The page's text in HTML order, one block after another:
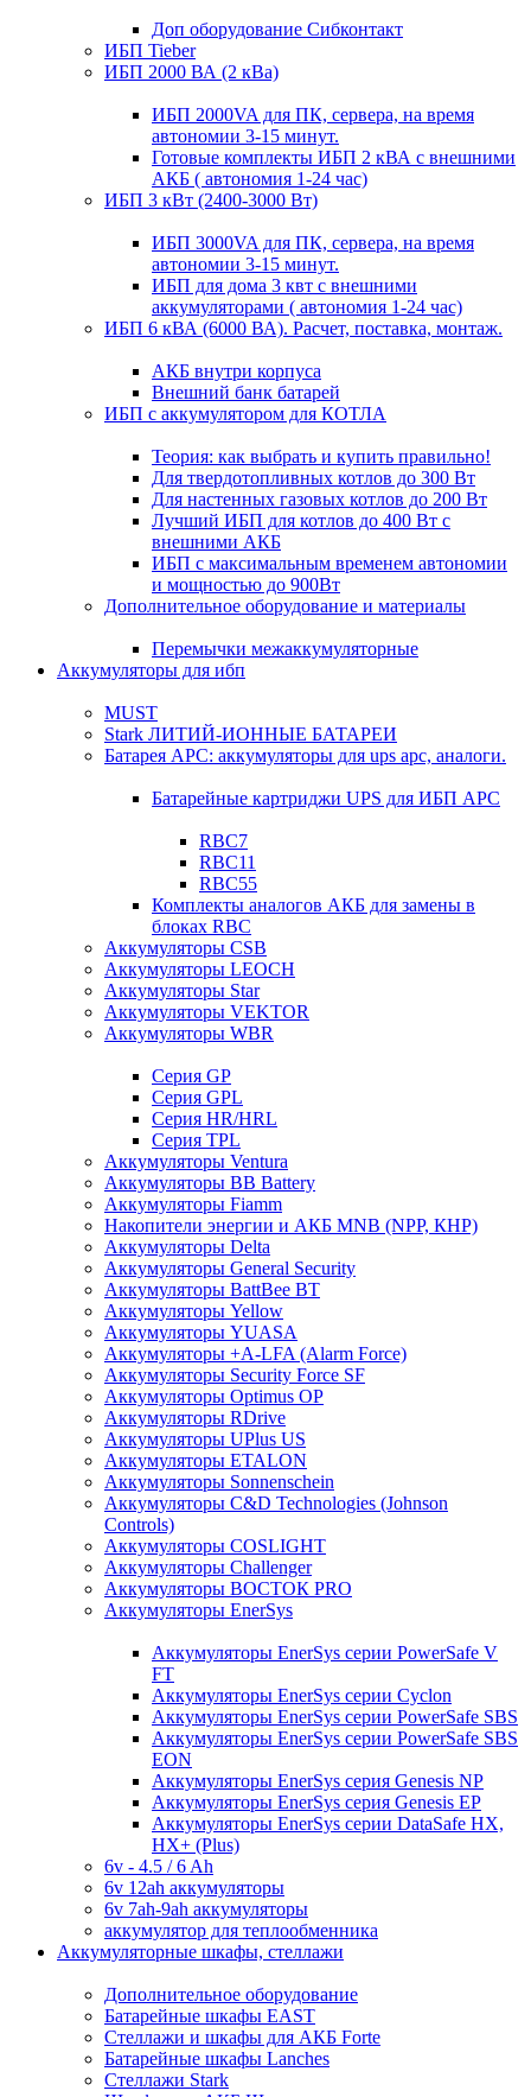
Доп оборудование Сибконтакт
ИБП Tieber
ИБП 2000 ВА (2 кВа)
ИБП 2000VA для ПК, сервера, на время
автономии 3-15 минут.
Готовые комплекты ИБП 2 кВА с внешними
АКБ ( автономия 1-24 час)
ИБП 3 кВт (2400-3000 Вт)
ИБП 3000VA для ПК, сервера, на время
автономии 3-15 минут.
ИБП для дома 3 квт с внешними
аккумуляторами ( автономия 1-24 час)
ИБП 6 кВА (6000 ВА). Расчет, поставка, монтаж.
АКБ внутри корпуса
Внешний банк батарей
ИБП с аккумулятором для КОТЛА
Теория: как выбрать и купить правильно!
Для твердотопливных котлов до 300 Вт
Для настенных газовых котлов до 200 Вт
Лучший ИБП для котлов до 400 Вт с
внешними АКБ
ИБП с максимальным временем автономии
и мощностью до 900Вт
Дополнительное оборудование и материалы
Перемычки межаккумуляторные
Аккумуляторы для ибп
MUST
Stark ЛИТИЙ-ИОННЫЕ БАТАРЕИ
Батарея APC: аккумуляторы для ups apc, аналоги.
Батарейные картриджи UPS для ИБП APC
RBC7
RBC11
RBC55
Комплекты аналогов АКБ для замены в
блоках RBC
Аккумуляторы CSB
Аккумуляторы LEOCH
Аккумуляторы Star
Аккумуляторы VEKTOR
Аккумуляторы WBR
Cерия GP
Серия GPL
Серия HR/HRL
Серия TPL
Аккумуляторы Ventura
Аккумуляторы BB Battery
Аккумуляторы Fiamm
Накопители энергии и АКБ MNB (NPP, КНР)
Аккумуляторы Delta
Аккумуляторы General Security
Аккумуляторы BattBee BT
Аккумуляторы Yellow
Аккумуляторы YUASA
Аккумуляторы +A-LFA (Alarm Force)
Аккумуляторы Security Force SF
Аккумуляторы Optimus OP
Аккумуляторы RDrive
Аккумуляторы UPlus US
Аккумуляторы ETALON
Аккумуляторы Sonnenschein
Аккумуляторы С&D Technologies (Johnson
Controls)
Аккумуляторы COSLIGHT
Аккумуляторы Challenger
Аккумуляторы ВОСТОК PRO
Аккумуляторы EnerSys
Аккумуляторы EnerSys серии PowerSafe V
FT
Аккумуляторы EnerSys серии Cyclon
Аккумуляторы EnerSys серии PowerSafe SBS
Аккумуляторы EnerSys серии PowerSafe SBS
EON
Аккумуляторы EnerSys серия Genesis NP
Аккумуляторы EnerSys серия Genesis EP
Аккумуляторы EnerSys серии DataSafe HX,
HX+ (Plus)
6v - 4.5 / 6 Ah
6v 12ah аккумуляторы
6v 7ah-9ah аккумуляторы
аккумулятор для теплообменника
Аккумуляторные шкафы, стеллажи
Дополнительное оборудование
Батарейные шкафы EAST
Стеллажи и шкафы для АКБ Forte
Батарейные шкафы Lanches
Стеллажи Stark